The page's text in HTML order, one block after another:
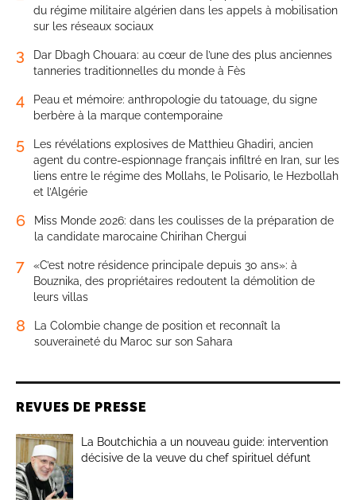
du régime militaire algérien dans les appels à mobilisation
sur les réseaux sociaux
3
Dar Dbagh Chouara: au cœur de l’une des plus anciennes
tanneries traditionnelles du monde à Fès
4
Peau et mémoire: anthropologie du tatouage, du signe
berbère à la marque contemporaine
5
Les révélations explosives de Matthieu Ghadiri, ancien
agent du contre-espionnage français infiltré en Iran, sur les
liens entre le régime des Mollahs, le Polisario, le Hezbollah
et l’Algérie
6
Miss Monde 2026: dans les coulisses de la préparation de
la candidate marocaine Chirihan Chergui
7
«C’est notre résidence principale depuis 30 ans»: à
Bouznika, des propriétaires redoutent la démolition de
leurs villas
8
La Colombie change de position et reconnaît la
souveraineté du Maroc sur son Sahara
REVUES DE PRESSE
La Boutchichia a un nouveau guide: intervention
décisive de la veuve du chef spirituel défunt